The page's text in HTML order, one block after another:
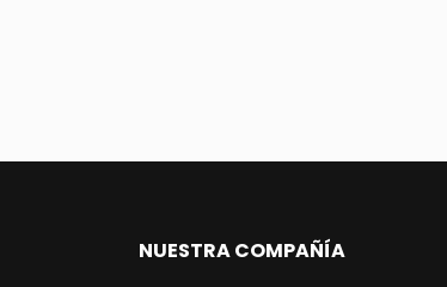
NUESTRA COMPAÑÍA